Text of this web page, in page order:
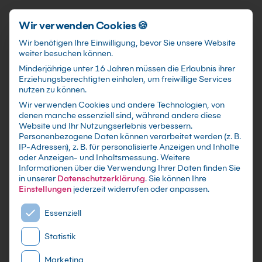
Schnellzugriff
Microsoft 365 Copilot:
Grundkurs für Anwender
mit Zertifikat - Kurse zu festen Terminen sowie
individuelle Firmen -und Inhouse-Schulungen
nach Maß - Live Online oder in Präsenz lernen -
In kleinen Gruppen oder im gezielten
Einzelcoaching
Wir verwenden Cookies 🍪
Wir benötigen Ihre Einwilligung, bevor Sie unsere Website
weiter besuchen können.
Minderjährige unter 16 Jahren müssen die Erlaubnis ihrer
Erziehungsberechtigten einholen, um freiwillige Services
nutzen zu können.
Wir verwenden Cookies und andere Technologien, von
denen manche essenziell sind, während andere diese
Website und Ihr Nutzungserlebnis verbessern.
Personenbezogene Daten können verarbeitet werden (z. B.
IP-Adressen), z. B. für personalisierte Anzeigen und Inhalte
oder Anzeigen- und Inhaltsmessung.Weitere
Informationen über die Verwendung Ihrer Daten finden Sie
in unserer Datenschutzerklärung.Sie können Ihre
Einstellungen jederzeit widerrufen oder anpassen.
Es folgt eine Liste der Service-Gruppen, für die eine
Essenziell
Statistik
Marketing